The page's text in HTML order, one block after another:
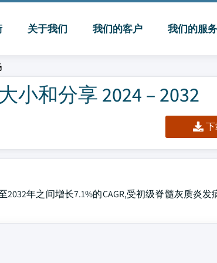
关于我们 我们的客户 我们的服务
小和分享 2024 – 2032
下
年之间增长7.1%的CAGR,受初级脊髓灰质炎